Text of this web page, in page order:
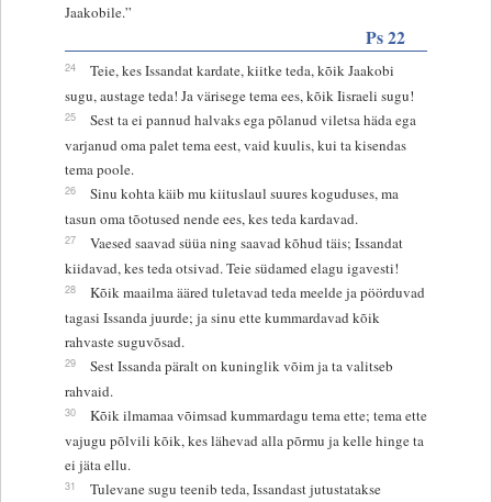
Jaakobile.”
Ps 22
24
Teie, kes Issandat kardate, kiitke teda, kõik Jaakobi
sugu, austage teda! Ja värisege tema ees, kõik Iisraeli sugu!
25
Sest ta ei pannud halvaks ega põlanud viletsa häda ega
varjanud oma palet tema eest, vaid kuulis, kui ta kisendas
tema poole.
26
Sinu kohta käib mu kiituslaul suures koguduses, ma
tasun oma tõotused nende ees, kes teda kardavad.
27
Vaesed saavad süüa ning saavad kõhud täis; Issandat
kiidavad, kes teda otsivad. Teie südamed elagu igavesti!
28
Kõik maailma ääred tuletavad teda meelde ja pöörduvad
tagasi Issanda juurde; ja sinu ette kummardavad kõik
rahvaste suguvõsad.
29
Sest Issanda päralt on kuninglik võim ja ta valitseb
rahvaid.
30
Kõik ilmamaa võimsad kummardagu tema ette; tema ette
vajugu põlvili kõik, kes lähevad alla põrmu ja kelle hinge ta
ei jäta ellu.
31
Tulevane sugu teenib teda, Issandast jutustatakse